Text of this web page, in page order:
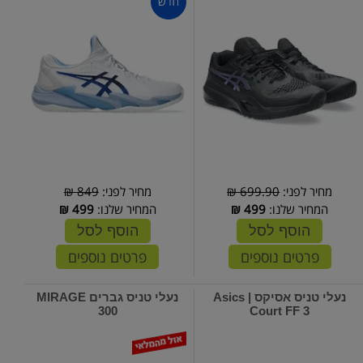
מחיר לפני:699.90 ₪
המחיר שלנו: 499
₪
הוסף לסל
פרטים נוספים
מחיר לפני:849 ₪
המחיר שלנו:499
₪
הוסף לסל
פרטים נוספים
נעלי טניס אסיקס | Asics
Court FF 3
נעלי טניס גברים MIRAGE
300